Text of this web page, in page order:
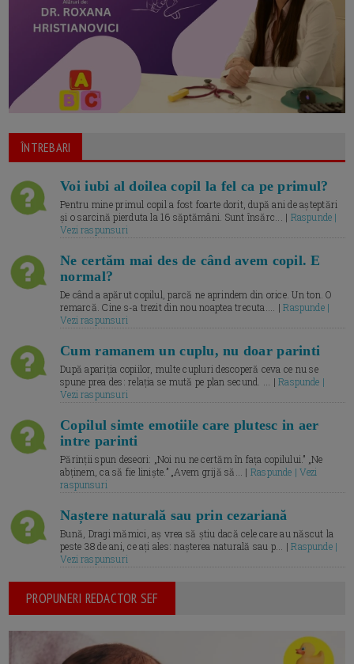
ÎNTREBARI
Voi iubi al doilea copil la fel ca pe primul?
Pentru mine primul copil a fost foarte dorit, după ani de așteptări
și o sarcină pierduta la 16 săptămâni. Sunt însărc... | Raspunde |
Vezi raspunsuri
Ne certăm mai des de când avem copil. E
normal?
De când a apărut copilul, parcă ne aprindem din orice. Un ton. O
remarcă. Cine s-a trezit din nou noaptea trecuta.... |Raspunde |
Vezi raspunsuri
Cum ramanem un cuplu, nu doar parinti
După apariția copiilor, multe cupluri descoperă ceva ce nu se
spune prea des: relația se mută pe plan secund. ... |Raspunde |
Vezi raspunsuri
Copilul simte emotiile care plutesc in aer
intre parinti
Părinții spun deseori: „Noi nu ne certăm în fața copilului.” „Ne
abținem, ca să fie liniște.” „Avem grijă să... | Raspunde | Vezi
raspunsuri
Naștere naturală sau prin cezariană
Bună, Dragi mămici, aș vrea să știu dacă cele care au născut la
peste 38 de ani, ce ați ales: nașterea naturală sau p... |Raspunde |
Vezi raspunsuri
PROPUNERI REDACTOR SEF